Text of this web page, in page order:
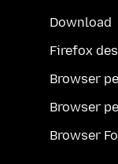
Download
Firefox
Browser
Browser
Browser